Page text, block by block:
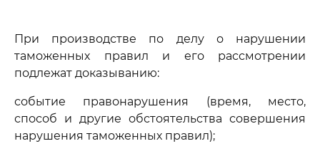
При производстве по делу о нарушении
таможенных правил и его рассмотрении
подлежат доказыванию:
событие правонарушения (время, место,
способ и другие обстоятельства совершения
нарушения таможенных правил);